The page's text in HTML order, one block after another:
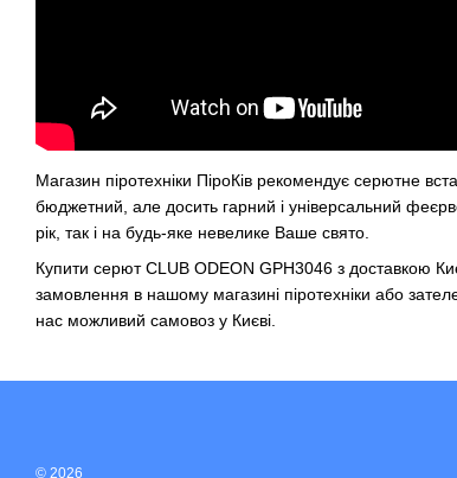
Магазин піротехніки ПіроКів рекомендує серютне
бюджетний, але досить гарний і універсальний
рік, так і на будь-яке невелике Ваше свято.
Купити серют CLUB ODEON GPH3046 з доставкою
замовлення в нашому магазині піротехніки або
нас можливий самовоз у Києві.
© 2026